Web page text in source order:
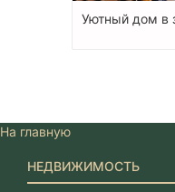
Уютный дом в
На главную
НЕДВИЖИМОСТЬ